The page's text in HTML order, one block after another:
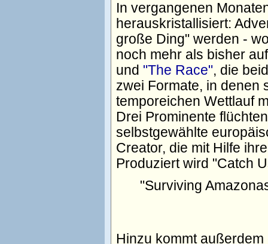
In vergangenen
herauskristallisiert:
große Ding" werden -
noch mehr als bisher
und "The Race", die
zwei Formate, in denen
temporeichen Wettlauf
Drei Prominente
selbstgewählte
Creator, die mit Hilfe
Produziert wird "Catch
"Surviving
Hinzu kommt